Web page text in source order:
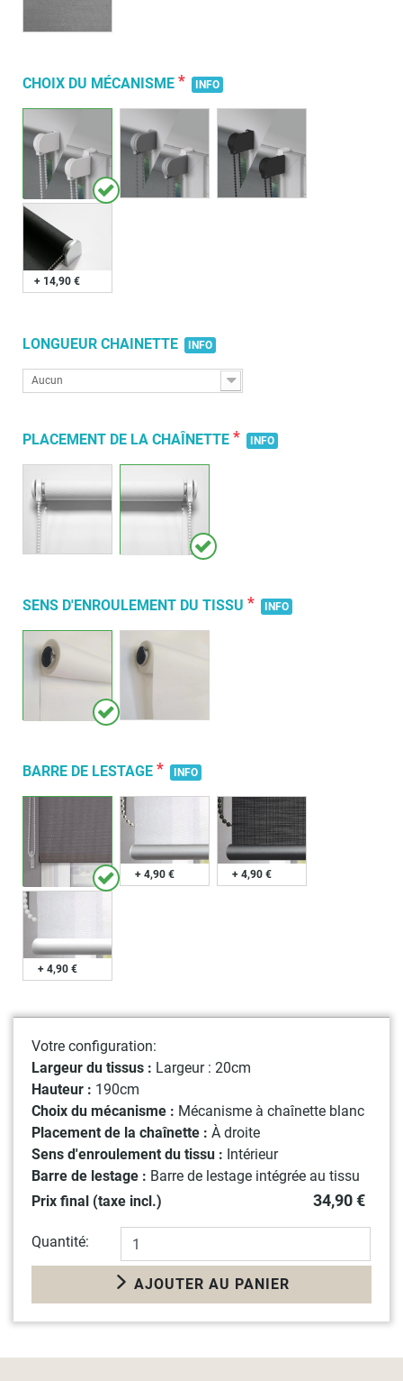
CHOIX DU MÉCANISME * INFO
+ 14,90 €
LONGUEUR CHAINETTE INFO
Aucun
PLACEMENT DE LA CHAÎNETTE * INFO
SENS D'ENROULEMENT DU TISSU * INFO
BARRE DE LESTAGE * INFO
+ 4,90 € + 4,90 €
+ 4,90 €
Votre configuration:
Largeur du tissus : Largeur : 20cm
Hauteur : 190cm
Choix du mécanisme : Mécanisme à chaînette blanc
Placement de la chaînette : À droite
Sens d'enroulement du tissu : Intérieur
Barre de lestage : Barre de lestage intégrée au tissu
Prix final (taxe incl.)
34,90 €
Quantité:
AJOUTER AU PANIER